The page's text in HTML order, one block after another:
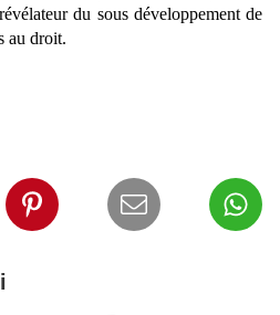
du sous développement de
au droit.